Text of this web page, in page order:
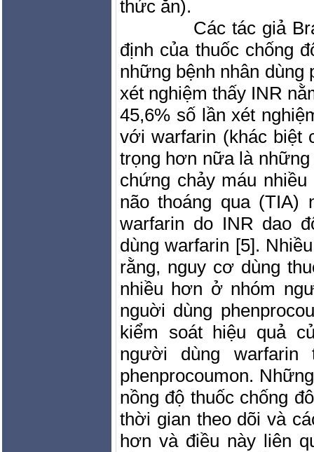
thức ăn).
Các tác giả
định của thuốc chống
những bệnh nhân dùng
xét nghiệm thấy INR
45,6% số lần xét
với warfarin (khác biệt
trọng hơn nữa là
chứng chảy máu
não thoáng qua (TIA)
warfarin do INR dao
dùng warfarin [5].
rằng, nguy cơ dùng
nhiều hơn ở nhóm
nguời dùng
kiểm soát hiệu quả
người dùng
phenprocoumon.
nồng độ thuốc chống
thời gian theo dõi và
hơn và điều này liên